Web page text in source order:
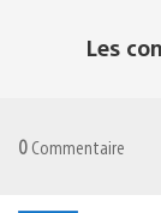
Les
0 Commentaire